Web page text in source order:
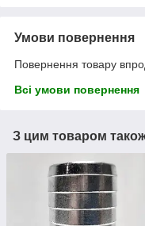
Умови повернення
Повернення товару
Всі умови повернення
З цим товаром